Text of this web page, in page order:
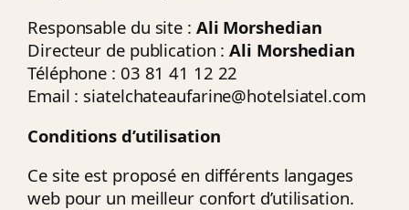
Responsable du site : Ali Morshedian
Directeur de publication :Ali Morshedian
Téléphone : 03 81 41 12 22
Email : siatelchateaufarine@hotelsiatel.com
Conditions d’utilisation
Ce site est proposé en différents langages
web pour un meilleur confort d’utilisation.